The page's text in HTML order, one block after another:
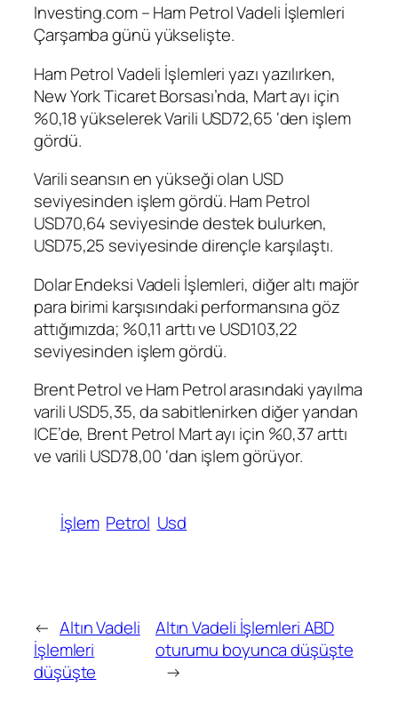
Investing.com –Ham Petrol Vadeli İşlemleri
Çarşamba günü yükselişte.
Ham Petrol Vadeli İşlemleriyazı yazılırken,
New York Ticaret Borsası’nda, Mart ayı için
%0,18 yükselerek Varili USD72,65 ‘den işlem
gördü.
Varili seansın en yükseği olan USD
seviyesinden işlem gördü.Ham Petrol
USD70,64 seviyesinde destek bulurken,
USD75,25 seviyesinde dirençle karşılaştı.
Dolar Endeksi Vadeli İşlemleri, diğer altı majör
para birimi karşısındaki performansına göz
attığımızda; %0,11 arttı ve USD103,22
seviyesinden işlem gördü.
Brent PetrolveHam Petrolarasındaki yayılma
varili USD5,35, da sabitlenirken diğer yandan
ICE’de, Brent Petrol Mart ayı için %0,37 arttı
ve varili USD78,00 ‘dan işlem görüyor.
İşlem Petrol Usd
← Altın Vadeli
İşlemleri
düşüşte
Altın Vadeli İşlemleri ABD
oturumu boyunca düşüşte
→